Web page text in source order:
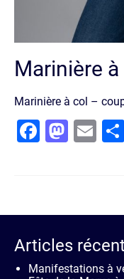
Marinière
Marinière à col –
Facebook
Articles
Manifestations à